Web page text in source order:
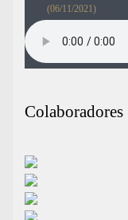
(06/11/2021)
Colaboradores